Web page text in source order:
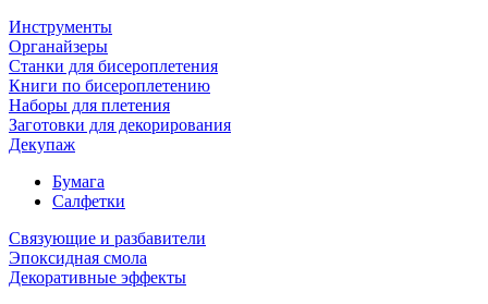
Инструменты
Органайзеры
Станки для бисероплетения
Книги по бисероплетению
Наборы для плетения
Заготовки для декорирования
Декупаж
Бумага
Салфетки
Связующие и разбавители
Эпоксидная смола
Декоративные эффекты